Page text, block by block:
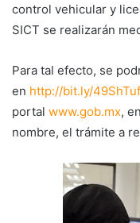
control vehicular y
SICT se realizarán
Para tal efecto, se
en http://bit.ly/49ShTuf
portal www.gob.mx,
nombre, el trámite a